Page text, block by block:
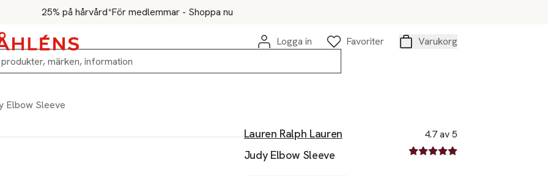
25% på hårvård*För medlemmar - Shoppa nu
Logga in
Favoriter
Varukorg
Elbow Sleeve
Lauren Ralph Lauren
Judy Elbow Sleeve
4.7 av 5
4.7 av fem stjärnor